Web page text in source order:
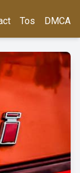
Tos DMCA